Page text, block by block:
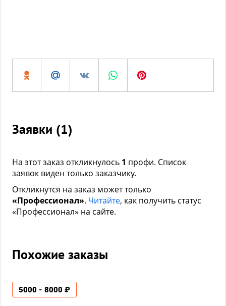
Заявки (1)
На этот заказ откликнулось 1 профи. Список
заявок виден только заказчику.
Откликнутся на заказ может только
«Профессионал». Читайте, как получить статус
«Профессионал» на сайте.
Похожие заказы
5000 - 8000 ₽